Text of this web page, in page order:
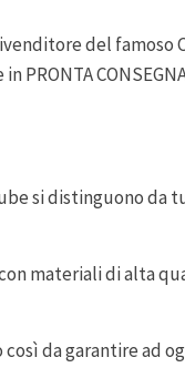
del
PRONTA
si distinguono da
materiali di alta
da garantire ad